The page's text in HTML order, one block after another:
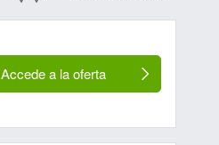
Accede a la oferta